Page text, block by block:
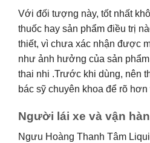
Với đối tượng này, tốt nhất
thuốc hay sản phẩm điều trị
thiết, vì chưa xác nhận được
như ảnh hưởng của sản
thai nhi .Trước khi dùng, nên
bác sỹ chuyên khoa để rõ hơn
Người lái xe và vận
Ngưu Hoàng Thanh Tâm